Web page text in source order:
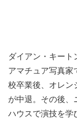
ダイアン・キート
アマチュア写真家
校卒業後、オレン
が中退。その後、
ハウスで演技を学